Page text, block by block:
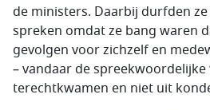
de ministers. Daarbij durfden
spreken omdat ze bang waren
gevolgen voor zichzelf en
– vandaar de spreekwoordelijke
terechtkwamen en niet uit